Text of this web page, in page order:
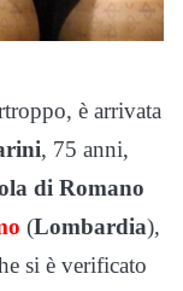
è arrivata
, 75 anni,
di Romano
(Lombardia),
si è verificato